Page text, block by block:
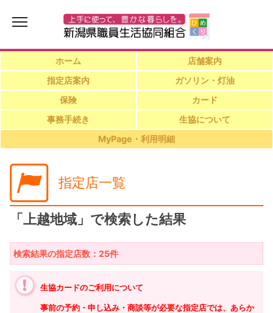
ホーム
店舗案内
指定店案内
ガソリン・灯油
保険
カード
事務手続き
生協について
MyPage・利用明細
指定店一覧
「上越地域」で検索した結果
検索結果の指定店数：25件
生協カードのご利用について
事前の予約・申し込み・商談等が必要な指定店では、あらか